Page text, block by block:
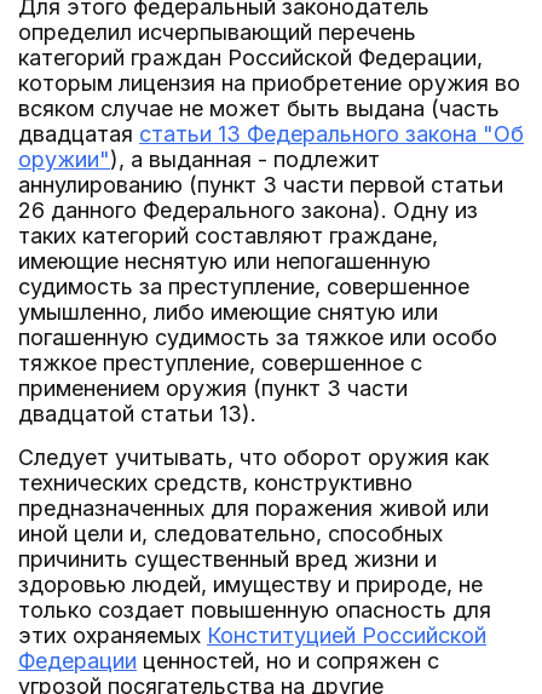
Для этого федеральный законодатель
определил исчерпывающий перечень
категорий граждан Российской Федерации,
которым лицензия на приобретение оружия во
всяком случае не может быть выдана (часть
двадцатая статьи 13 Федерального закона "Об
оружии"), а выданная - подлежит
аннулированию (пункт 3 части первой статьи
26 данного Федерального закона). Одну из
таких категорий составляют граждане,
имеющие неснятую или непогашенную
судимость за преступление, совершенное
умышленно, либо имеющие снятую или
погашенную судимость за тяжкое или особо
тяжкое преступление, совершенное с
применением оружия (пункт 3 части
двадцатой статьи 13).
Следует учитывать, что оборот оружия как
технических средств, конструктивно
предназначенных для поражения живой или
иной цели и, следовательно, способных
причинить существенный вред жизни и
здоровью людей, имуществу и природе, не
только создает повышенную опасность для
этих охраняемых Конституцией Российской
Федерации ценностей, но и сопряжен с
угрозой посягательства на другие